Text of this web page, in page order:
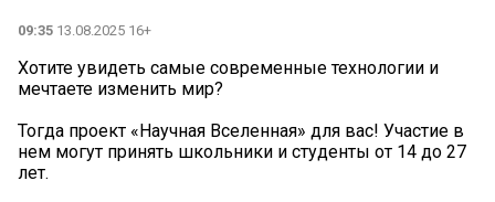
09:35 13.08.2025 16+
Хотите увидеть самые современные технологии и
мечтаете изменить мир?
Тогда проект «Научная Вселенная» для вас! Участие в
нем могут принять школьники и студенты от 14 до 27
лет.